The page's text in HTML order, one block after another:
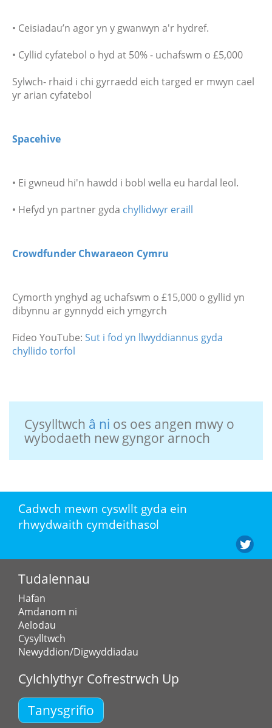
• Ceisiadau’n agor yn y gwanwyn a'r hydref.
• Cyllid cyfatebol o hyd at 50% - uchafswm o £5,000
Sylwch- rhaid i chi gyrraedd eich targed er mwyn cael
yr arian cyfatebol
Spacehive
• Ei gwneud hi'n hawdd i bobl wella eu hardal leol.
• Hefyd yn partner gyda chyllidwyr eraill
Crowdfunder Chwaraeon Cymru
Cymorth ynghyd ag uchafswm o £15,000 o gyllid yn
dibynnu ar gynnydd eich ymgyrch
Fideo YouTube: Sut i fod yn llwyddiannus gyda
chyllido torfol
Cysylltwch â ni os oes angen mwy o
wybodaeth new gyngor arnoch
Cadwch mewn cyswllt gyda ein
rhwydwaith cymdeithasol
Tudalennau
Hafan
Amdanom ni
Aelodau
Cysylltwch
Newyddion/Digwyddiadau
Cylchlythyr Cofrestrwch Up
Tanysgrifio